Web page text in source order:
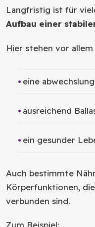
Langfristig ist für
Aufbau einer
Hier stehen vor
eine
ausreichend
ein gesunder
Auch bestimmte
Körperfunktionen,
verbunden sind.
Zum Beispiel: